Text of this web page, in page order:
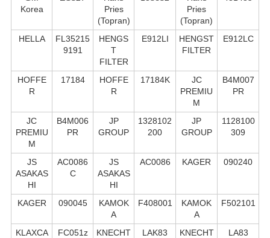
Korea
Pries
(Topran)
Pries
(Topran)
HELLA
FL35215
9191
HENGS
T
FILTER
E912LI
HENGST
FILTER
E912LC
HOFFE
R
17184
HOFFE
R
17184K
JC
PREMIU
M
B4M007
PR
JC
PREMIU
M
B4M006
PR
JP
GROUP
1328102
200
JP
GROUP
1128100
309
JS
ASAKAS
HI
AC0086
C
JS
ASAKAS
HI
AC0086 KAGER 090240
KAGER 090045
KAMOK
A
F408001
KAMOK
A
F502101
KLAXCA
FC051z KNECHT LAK83 KNECHT LA83